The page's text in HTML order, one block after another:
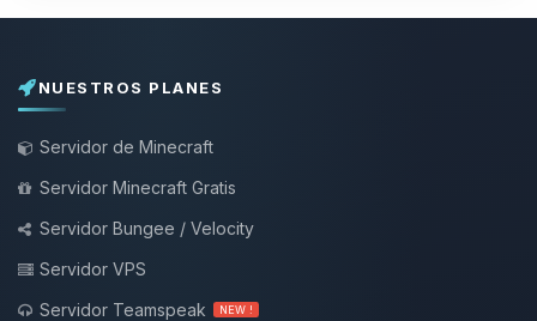
NUESTROS PLANES
Servidor de Minecraft
Servidor Minecraft Gratis
Servidor Bungee / Velocity
Servidor VPS
Servidor Teamspeak
NEW !